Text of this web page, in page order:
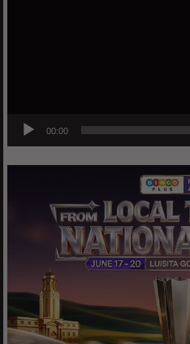
00:00